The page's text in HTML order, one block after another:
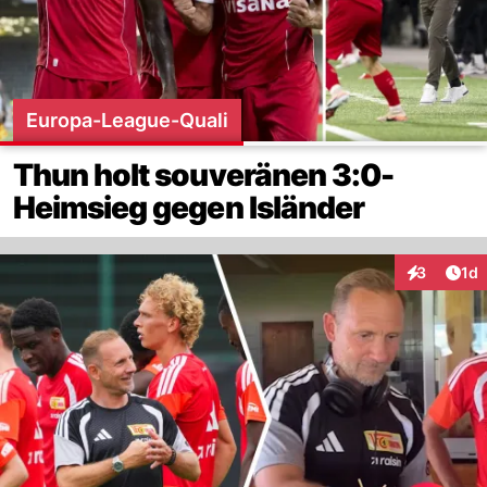
Europa-League-Quali
Thun holt souveränen 3:0-
Heimsieg gegen Isländer
3 1d